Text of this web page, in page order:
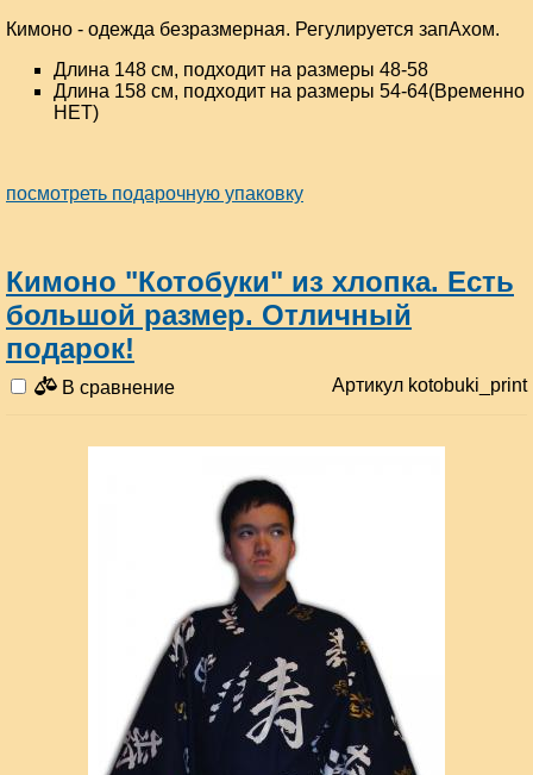
Кимоно - одежда безразмерная. Регулируется запАхом.
Длина 148 см, подходит на размеры 48-58
Длина 158 см, подходит на размеры 54-64(Временно
НЕТ)
посмотреть подарочную упаковку
Кимоно "Котобуки" из хлопка. Есть
большой размер. Отличный
подарок!
В сравнение Артикул kotobuki_print